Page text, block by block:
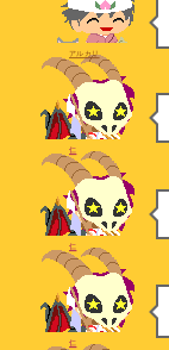
アルカリ
仁
仁
仁